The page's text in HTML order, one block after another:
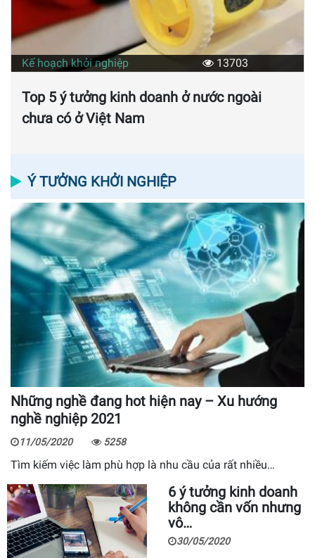
Kế hoạch khởi nghiệp 13703
Top 5 ý tưởng kinh doanh ở nước ngoài
chưa có ở Việt Nam
Ý TƯỞNG KHỞI NGHIỆP
Những nghề đang hot hiện nay – Xu hướng
nghề nghiệp 2021
11/05/2020 5258
Tìm kiếm việc làm phù hợp là nhu cầu của rất nhiều…
6 ý tưởng kinh doanh
không cần vốn nhưng
vô…
30/05/2020